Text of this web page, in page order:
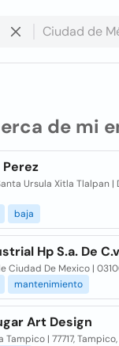
de mi
Perez
Ursula Xitla Tlalpan
baja
Hp S.a. De C.v
Ciudad De Mexico |
mantenimiento
Art Design
| 77717,